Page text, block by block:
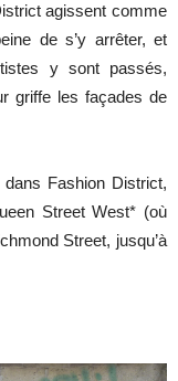
agissent comme
de s’y arrêter, et
y sont passés,
griffe les façades de
Fashion District,
Street West* (où
Street, jusqu’à